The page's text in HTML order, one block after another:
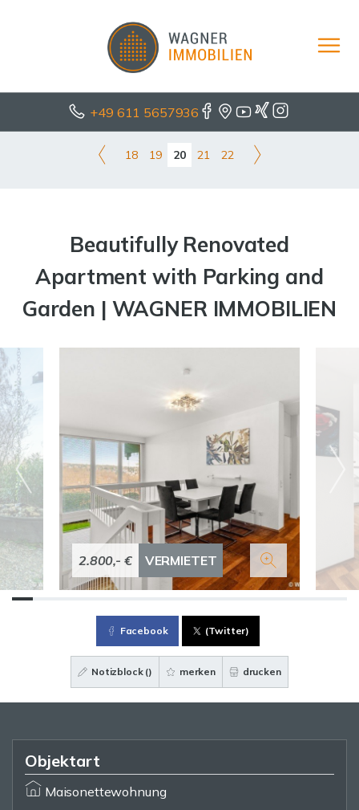
+49 611 5657936
18 19 20 21 22
Beautifully Renovated
Apartment with Parking and
Garden | WAGNER IMMOBILIEN
2.800,- € VERMIETET
Facebook (Twitter)
Notizblock () merken drucken
Objektart
Maisonettewohnung